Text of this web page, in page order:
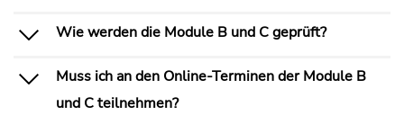
Wie werden die Module B und C geprüft?
Muss ich an den Online-Terminen der Module B
und C teilnehmen?